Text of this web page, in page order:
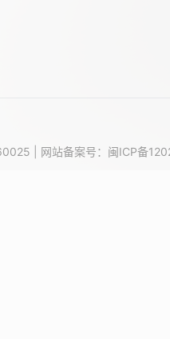
| 网站备案号： 闽ICP备